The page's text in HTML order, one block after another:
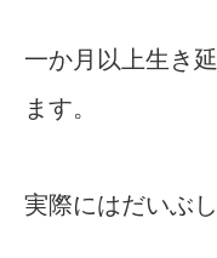
一か月以上生き
ます。
実際にはだいぶ